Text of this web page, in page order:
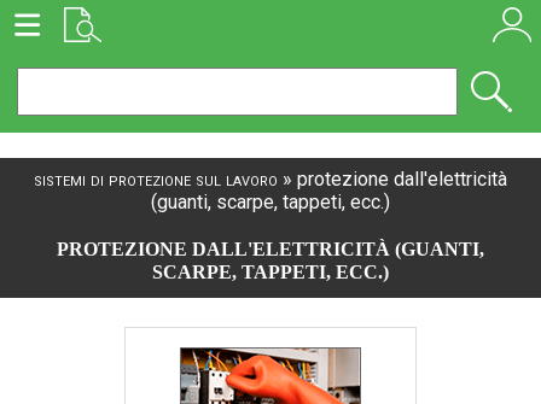
sistemi di protezione sul lavoro » protezione dall'elettricità
(guanti, scarpe, tappeti, ecc.)
PROTEZIONE DALL'ELETTRICITÀ (GUANTI,
SCARPE, TAPPETI, ECC.)